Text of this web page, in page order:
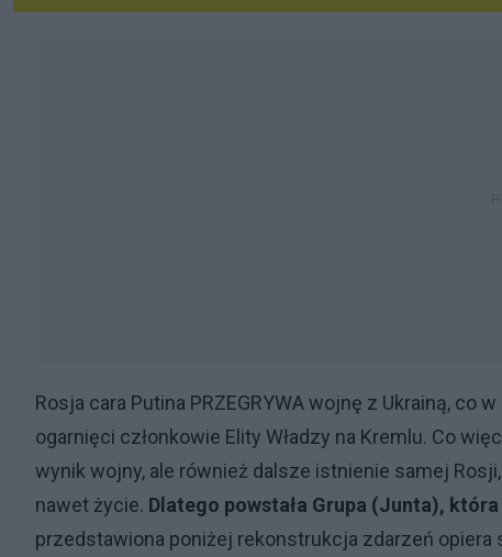
Rosja cara Putina PRZEGRYWA wojnę z Ukrainą,
ogarnięci członkowie Elity Władzy na Kremlu. Co
wynik wojny, ale również dalsze istnienie samej
nawet życie. Dlatego powstała Grupa (Junta),
przedstawiona poniżej rekonstrukcja zdarzeń